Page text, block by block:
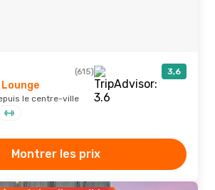
(615) 3,6
Lounge
le centre-ville
Montrer les prix